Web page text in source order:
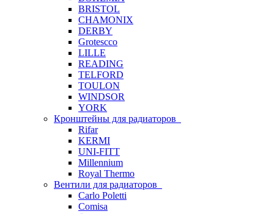
BRISTOL
CHAMONIX
DERBY
Grotescco
LILLE
READING
TELFORD
TOULON
WINDSOR
YORK
Кронштейны для радиаторов
Rifar
KERMI
UNI-FITT
Millennium
Royal Thermo
Вентили для радиаторов
Carlo Poletti
Comisa